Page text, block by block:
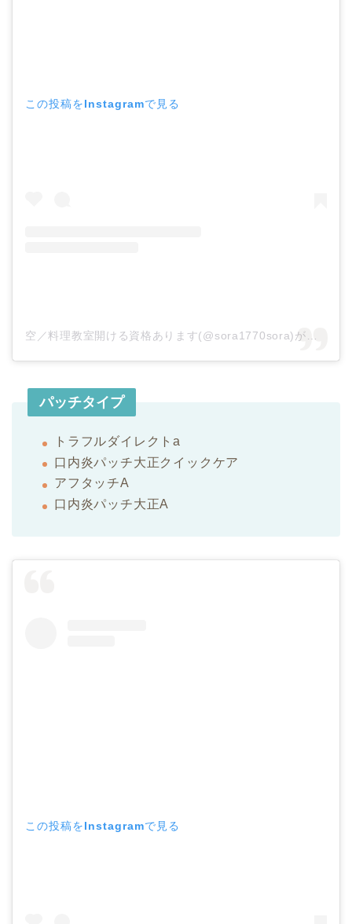
この投稿をInstagramで見る
空／料理教室開ける資格あります(@sora1770sora)がシェアした投稿
パッチタイプ
トラフルダイレクトa
口内炎パッチ大正クイックケア
アフタッチA
口内炎パッチ大正A
この投稿をInstagramで見る